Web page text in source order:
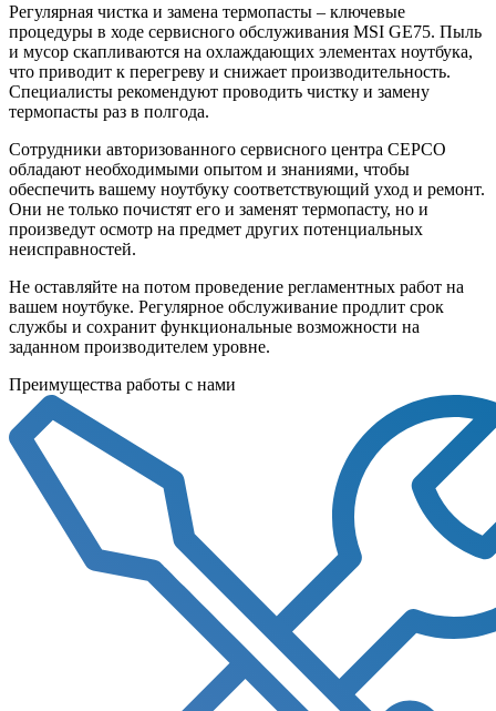
Регулярная чистка и замена термопасты – ключевые
процедуры в ходе сервисного обслуживания MSI GE75. Пыль
и мусор скапливаются на охлаждающих элементах ноутбука,
что приводит к перегреву и снижает производительность.
Специалисты рекомендуют проводить чистку и замену
термопасты раз в полгода.
Сотрудники авторизованного сервисного центра СЕРСО
обладают необходимыми опытом и знаниями, чтобы
обеспечить вашему ноутбуку соответствующий уход и ремонт.
Они не только почистят его и заменят термопасту, но и
произведут осмотр на предмет других потенциальных
неисправностей.
Не оставляйте на потом проведение регламентных работ на
вашем ноутбуке. Регулярное обслуживание продлит срок
службы и сохранит функциональные возможности на
заданном производителем уровне.
Преимущества работы с нами